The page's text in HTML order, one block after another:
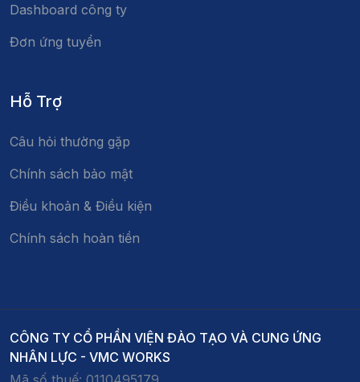
Dashboard công ty
Đơn ứng tuyển
Hỗ Trợ
Câu hỏi thường gặp
Chính sách bảo mật
Điều khoản & Điều kiện
Chính sách hoàn tiền
CÔNG TY CỔ PHẦN VIỆN ĐÀO TẠO VÀ CUNG ỨNG
NHÂN LỰC - VMC WORKS